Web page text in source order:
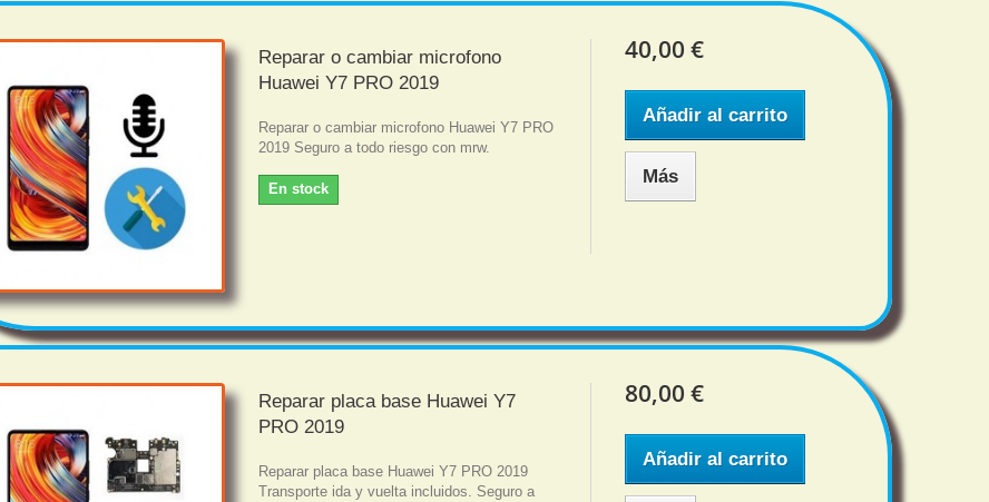
Reparar o cambiar microfono
Huawei Y7 PRO 2019
Reparar o cambiar microfono Huawei Y7 PRO
2019 Seguro a todo riesgo con mrw.
En stock
40,00 €
Añadir al carrito
Más
Reparar placa base Huawei Y7
PRO 2019
Reparar placa base Huawei Y7 PRO 2019
Transporte ida y vuelta incluidos. Seguro a
80,00 €
Añadir al carrito